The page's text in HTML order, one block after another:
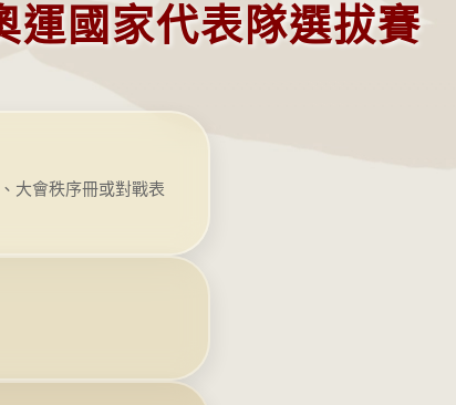
運國家代表隊選拔賽
大會秩序冊或對戰表